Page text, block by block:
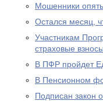
Мошенники
Остался месяц,
Участникам
страховые взносы
В ПФР пройдет
В Пенсионном
Подписан закон